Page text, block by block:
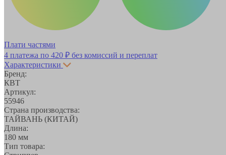
Плати частями
4 платежа по 420 ₽ без комиссий и переплат
Характеристики
Бренд:
КВТ
Артикул:
55946
Страна производства:
ТАЙВАНЬ (КИТАЙ)
Длина:
180 мм
Тип товара: